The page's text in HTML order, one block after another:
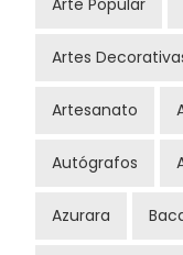
Artes
Artesanato
Autógrafos
Azurara